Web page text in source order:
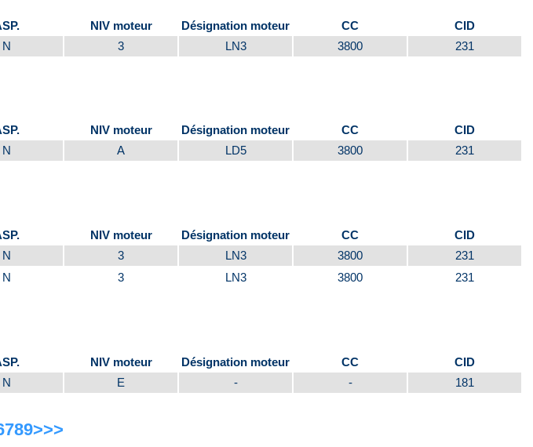
NIV moteur Désignation moteur CC CID
N 3 LN3 3800 231
NIV moteur Désignation moteur CC CID
N A LD5 3800 231
NIV moteur Désignation moteur CC CID
N 3 LN3 3800 231
N 3 LN3 3800 231
NIV moteur Désignation moteur CC CID
N E - - 181
789>>>